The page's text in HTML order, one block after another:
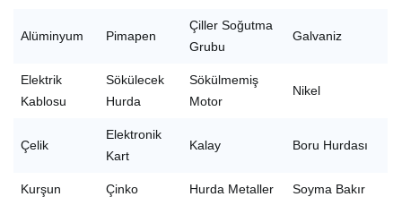
Alüminyum Pimapen
Çiller Soğutma
Grubu
Galvaniz
Elektrik
Kablosu
Sökülecek
Hurda
Sökülmemiş
Motor
Nikel
Çelik
Elektronik
Kart
Kalay Boru Hurdası
Kurşun Çinko Hurda Metaller Soyma Bakır